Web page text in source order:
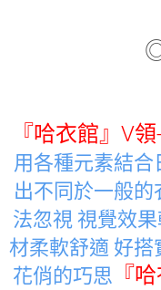
『哈衣館』V
用各種元素結
出不同於一般
法忽視 視覺效
材柔軟舒適 好搭
花俏的巧思 『